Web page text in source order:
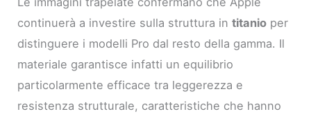
continuerà a investire sulla struttura intitanio per
distinguere i modelli Pro dal resto della gamma. Il
materiale garantisce infatti un equilibrio
particolarmente efficace tra leggerezza e
resistenza strutturale, caratteristiche che hanno